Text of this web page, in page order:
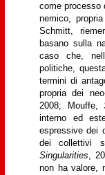
come processo
nemico,
Schmitt,
basano sulla
caso che,
politiche,
termini di
propria dei
2008; Mouffe,
interno ed
espressive dei
dei collettivi
Singularities,
non ha valore,